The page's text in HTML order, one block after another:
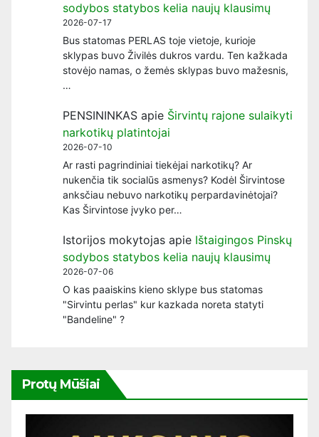
sodybos statybos kelia naujų klausimų
2026-07-17
Bus statomas PERLAS toje vietoje, kurioje
sklypas buvo Živilės dukros vardu. Ten kažkada
stovėjo namas, o žemės sklypas buvo mažesnis,
…
PENSININKAS apie Širvintų rajone sulaikyti
narkotikų platintojai
2026-07-10
Ar rasti pagrindiniai tiekėjai narkotikų? Ar
nukenčia tik socialūs asmenys? Kodėl Širvintose
anksčiau nebuvo narkotikų perpardavinėtojai?
Kas Širvintose įvyko per…
Istorijos mokytojas apie Ištaigingos Pinskų
sodybos statybos kelia naujų klausimų
2026-07-06
O kas paaiskins kieno sklype bus statomas
"Sirvintu perlas" kur kazkada noreta statyti
"Bandeline" ?
Protų Mūšiai